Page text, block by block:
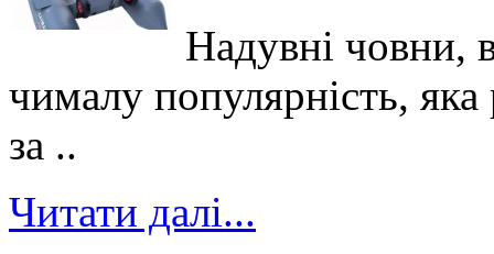
Надувні човни,
чималу популярність, яка
за ..
Читати далі...